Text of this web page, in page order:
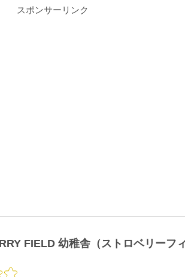
スポンサーリンク
FIELD 幼稚舎（ストロベリーフ